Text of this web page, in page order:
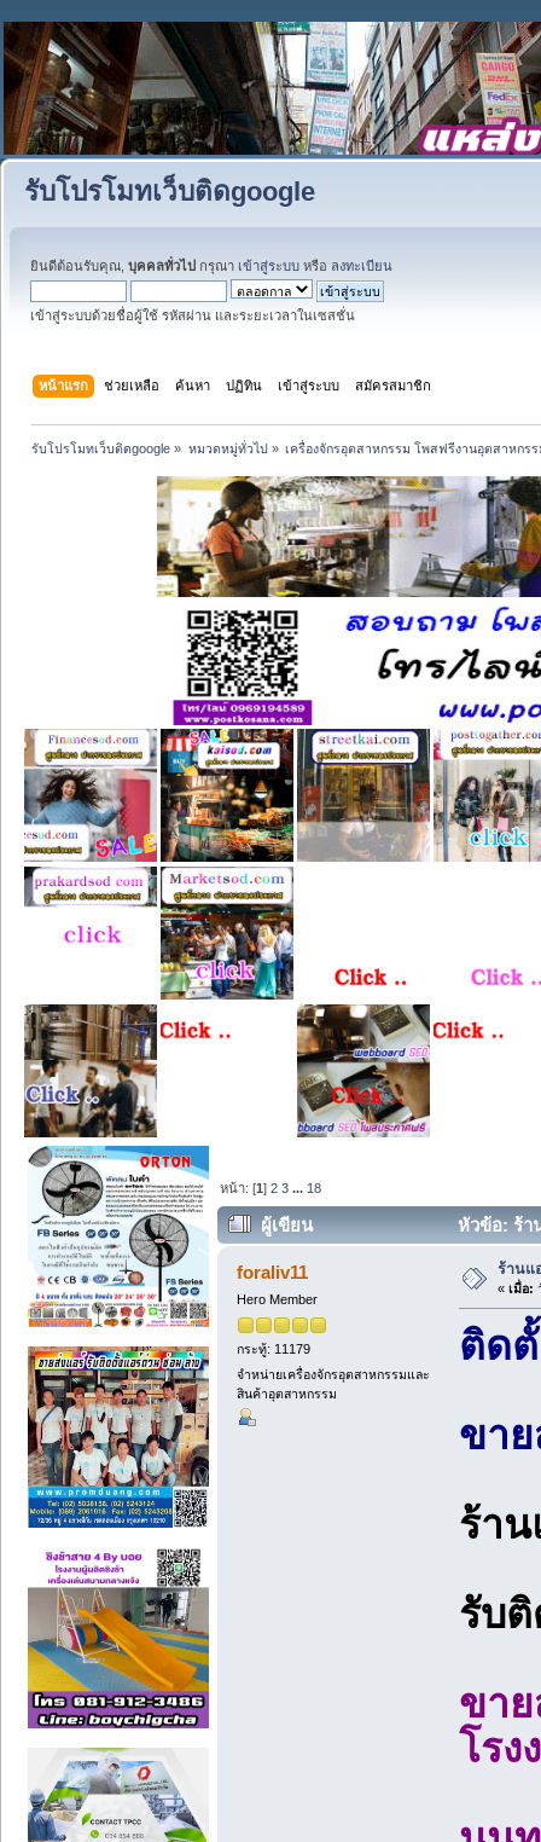
รับโปรโมทเว็บติดgoogle
ยินดีต้อนรับคุณ, บุคคลทั่วไป กรุณา เข้าสู่ระบบ หรือ ลงทะเบียน
เข้าสู่ระบบด้วยชื่อผู้ใช้ รหัสผ่าน และระยะเวลาในเซสชั่น
หน้าแรก ช่วยเหลือ ค้นหา ปฏิทิน เข้าสู่ระบบ สมัครสมาชิก
รับโปรโมทเว็บติดgoogle » หมวดหมู่ทั่วไป» เครื่องจักรอุตสาหกรรม โพสฟรีงานอุตสาหกร
หน้า: [1]2 3 ... 18
ผู้เขียน หัวข้อ: ร้า
foraliv11
Hero Member
กระทู้: 11179
จำหน่ายเครื่องจักรอุตสาหกรรมและ
สินค้าอุตสาหกรรม
ร้านแ
« เมื่อ:
ติด
ขา
ร้า
รับ
ขา
โรง